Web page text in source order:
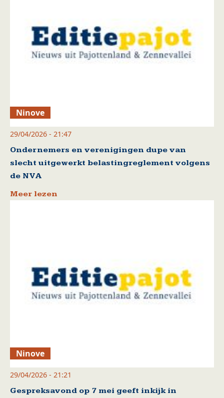
Ninove
29/04/2026 - 21:47
Ondernemers en verenigingen dupe van
slecht uitgewerkt belastingreglement volgens
de NVA
Meer lezen
Ninove
29/04/2026 - 21:21
Gespreksavond op 7 mei geeft inkijk in